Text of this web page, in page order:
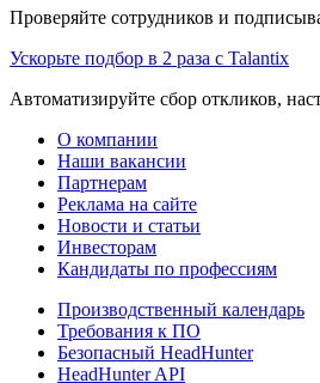
Проверяйте сотрудников и
Ускорьте подбор в 2 раза с Talantix
Автоматизируйте сбор откликов,
О компании
Наши вакансии
Партнерам
Реклама на сайте
Новости и статьи
Инвесторам
Кандидаты по профессиям
Производственный календарь
Требования к ПО
Безопасный HeadHunter
HeadHunter API